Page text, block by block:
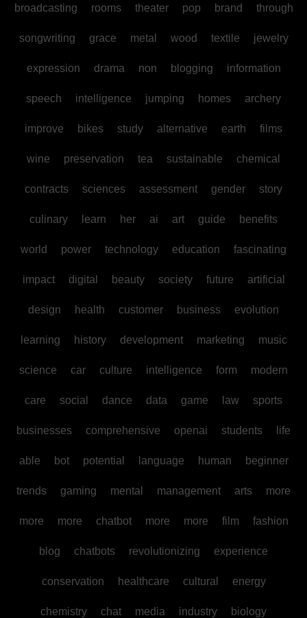
broadcasting rooms theater pop brand through
songwriting grace metal wood textile jewelry
expression drama non blogging information
speech intelligence jumping homes archery
improve bikes study alternative earth films
wine preservation tea sustainable chemical
contracts sciences assessment gender story
culinary learn her ai art guide benefits
world power technology education fascinating
impact digital beauty society future artificial
design health customer business evolution
learning history development marketing music
science car culture intelligence form modern
care social dance data game law sports
businesses comprehensive openai students life
able bot potential language human beginner
trends gaming mental management arts more
more more chatbot more more film fashion
blog chatbots revolutionizing experience
conservation healthcare cultural energy
chemistry chat media industry biology